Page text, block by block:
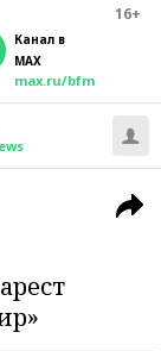
16+
Канал в
MAX
max.ru/bfm